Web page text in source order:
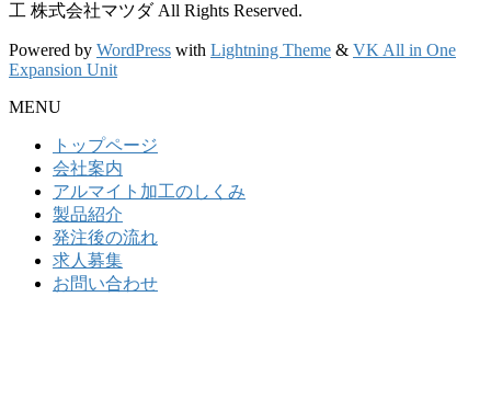
工 株式会社マツダ All Rights Reserved.
Powered by WordPress with Lightning Theme & VK All in One
Expansion Unit
MENU
トップページ
会社案内
アルマイト加工のしくみ
製品紹介
発注後の流れ
求人募集
お問い合わせ